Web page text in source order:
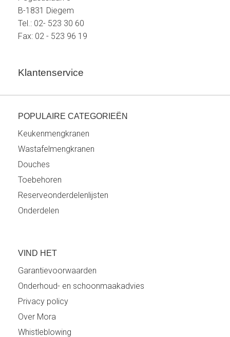
B-1831 Diegem
Tel.: 02- 523 30 60
Fax: 02 - 523 96 19
Klantenservice
POPULAIRE CATEGORIEËN
Keukenmengkranen
Wastafelmengkranen
Douches
Toebehoren
Reserveonderdelenlijsten
Onderdelen
VIND HET
Garantievoorwaarden
Onderhoud- en schoonmaakadvies
Privacy policy
Over Mora
Whistleblowing